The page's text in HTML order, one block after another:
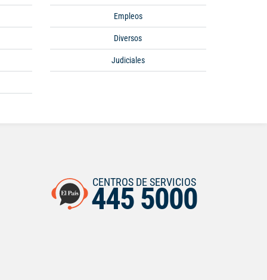
Empleos
Diversos
Judiciales
CENTROS DE SERVICIOS
445 5000